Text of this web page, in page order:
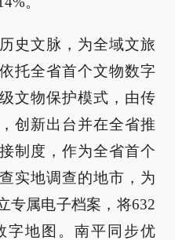
史文脉，为全域文旅
托全省首个文物数字
文物保护模式，由传
创新出台并在全省推
制度，作为全省首个
实地调查的地市，为
专属电子档案，将632
字地图。南平同步优